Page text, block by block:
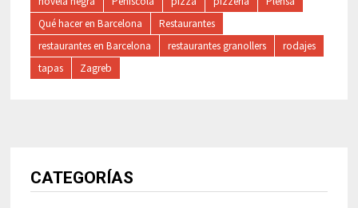
Qué hacer en Barcelona
Restaurantes
restaurantes en Barcelona
restaurantes granollers
rodajes
tapas
Zagreb
CATEGORÍAS